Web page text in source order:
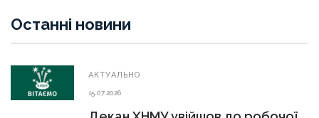
Останні новини
АКТУАЛЬНО
15.07.2026